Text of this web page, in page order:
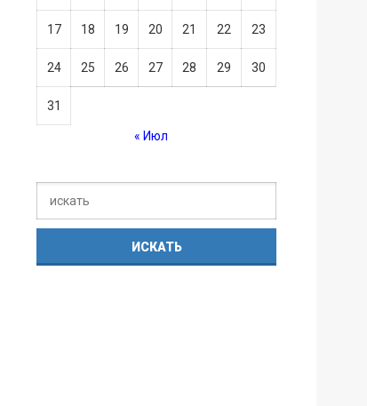
17 18 19 20 21 22 23
24 25 26 27 28 29 30
31
« Июл